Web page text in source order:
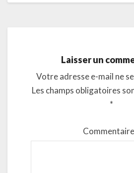
Laisser un
Votre adresse e-mail ne
Les champs obligatoires
*
Commentaire